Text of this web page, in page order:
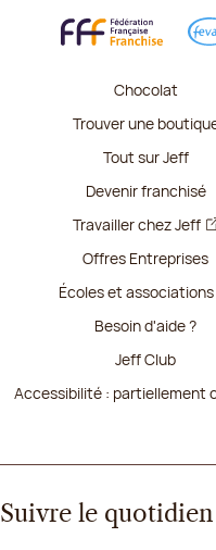
Chocolat
Trouver une
Tout sur Jeff
Devenir franchisé
Travailler chez Jeff
Offres Entreprises
Écoles et associations
Besoin d'aide ?
Jeff Club
Accessibilité : partiellement
Suivre le quotidien